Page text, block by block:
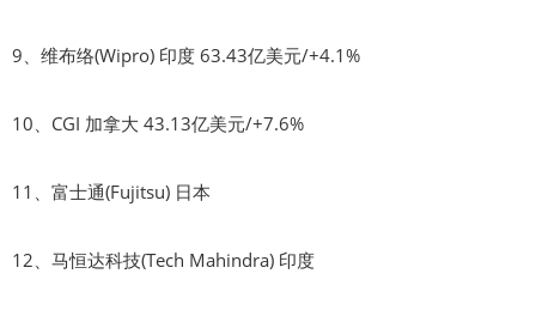
9、维布络(Wipro) 印度 63.43亿美元/+4.1%
10、CGI 加拿大 43.13亿美元/+7.6%
11、富士通(Fujitsu) 日本
12、马恒达科技(Tech Mahindra) 印度